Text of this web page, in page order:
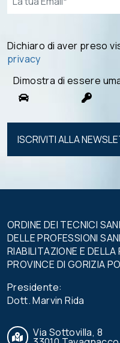
Dichiaro di aver preso
privacy
Dimostra di essere
Si prega di
lasciare
ORDINE DEI TECNICI
DELLE PROFESSIONI
RIABILITAZIONE E DELLA
PROVINCE DI GORIZIA
Presidente:
Dott. Marvin Rida
Via Sottovilla, 8